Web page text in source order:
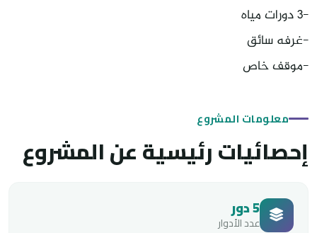
-3 دورات مياه
-غرفه سائق
-موقف خاص
معلومات المشروع
إحصائيات رئيسية عن المشروع
5 دور
عدد الأدوار